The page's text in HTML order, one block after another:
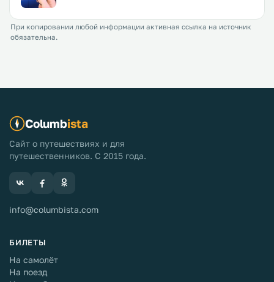
При копировании любой информации активная ссылка на источник
обязательна.
Columbista
Сайт о путешествиях и для
путешественников. С 2015 года.
info@columbista.com
БИЛЕТЫ
На самолёт
На поезд